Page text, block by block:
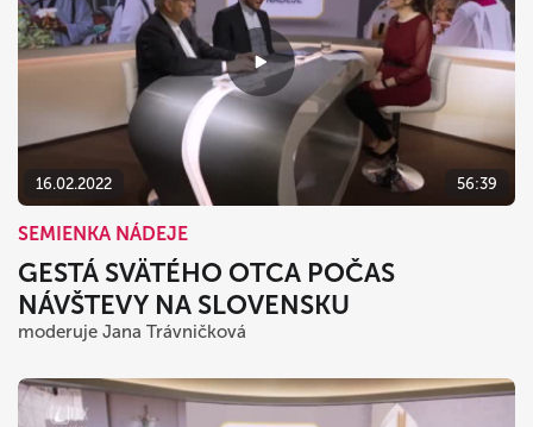
16.02.2022 56:39
SEMIENKA NÁDEJE
GESTÁ SVÄTÉHO OTCA POČAS
NÁVŠTEVY NA SLOVENSKU
moderuje Jana Trávničková